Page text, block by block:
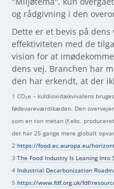
og rådgivning i den
Dette er et bevis på
effektiviteten med de
vision for at
dens vej. Branchen har
den har erkendt, at der
1 CO₂e – kuldioxidækvivalens
fødevareværdikæden. Den
som en ton metan (f.eks.
det har 25 gange mere globalt
2 https://food.ec.europa.eu/
3 The Food Industry Is Leaning
4 Industrial Decarbonization
5 https://www.fdf.org.uk/fdf/